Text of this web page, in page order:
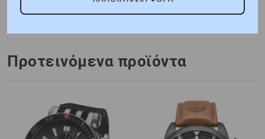
R8873612048
Προτεινόμενα προϊόντα